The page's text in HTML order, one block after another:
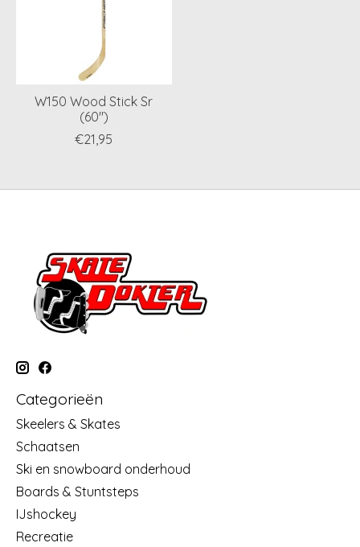
W150 Wood Stick Sr
(60")
€21,95
Categorieën
Skeelers & Skates
Schaatsen
Ski en snowboard onderhoud
Boards & Stuntsteps
IJshockey
Recreatie